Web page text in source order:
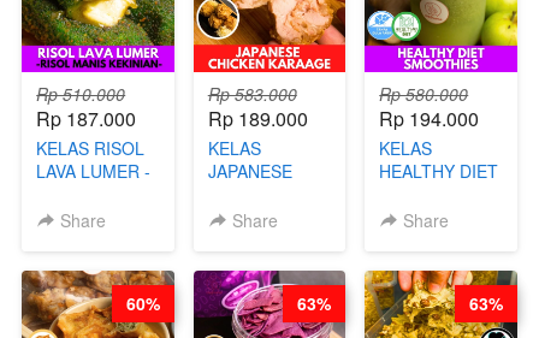
Rp 510.000
Rp 187.000
KELAS RISOL
LAVA LUMER -
KEKINIAN-BY
Share
Rp 583.000
Rp 189.000
KELAS
JAPANESE
KARAAGE - BY
Share
Rp 580.000
Rp 194.000
KELAS
HEALTHY DIET
BY BARISTA
Share
60% 63% 63%